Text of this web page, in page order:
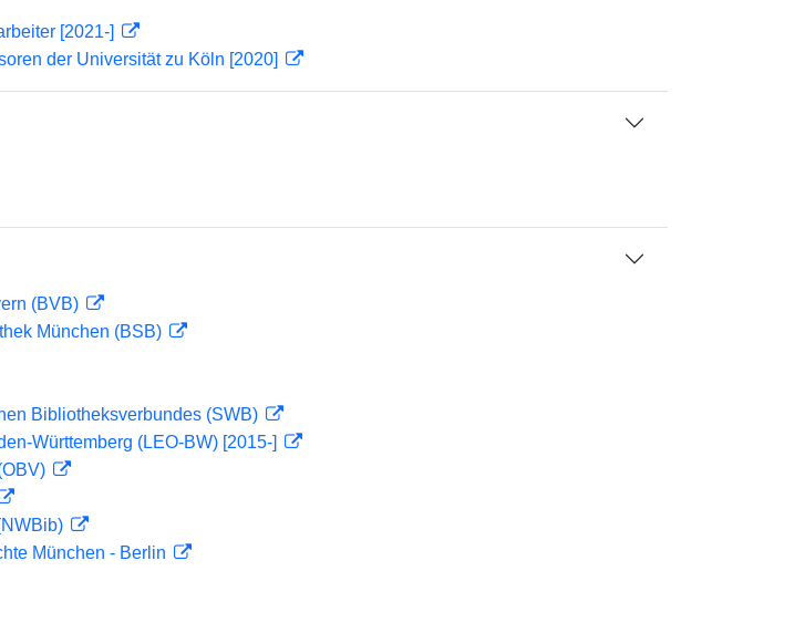
[2021-]
der Universität zu Köln [2020]
(BVB)
München (BSB)
Bibliotheksverbundes (SWB)
Württemberg (LEO-BW) [2015-]
München - Berlin